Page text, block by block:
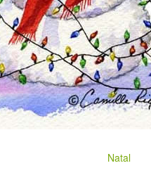
Natal